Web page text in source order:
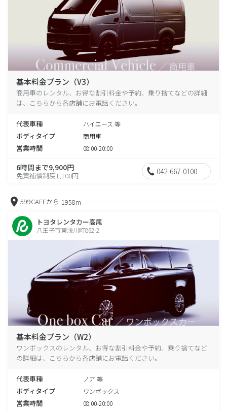
基本料金プラン（V3）
商用車のレンタル、お得な割引料金や予約、乗り捨てなどの詳細
は、こちらから各店舗にお電話ください。
代表車種 ハイエース 等
ボディタイプ 商用車
営業時間 08:00-20:00
6時間まで9,900円
免責補償制度1,100円 042-667-0100
599CAFEから 1958m
トヨタレンタカー高尾
八王子市東浅川町862-2
基本料金プラン（W2）
ワンボックスのレンタル、お得な割引料金や予約、乗り捨てなど
の詳細は、こちらから各店舗にお電話ください。
代表車種 ノア 等
ボディタイプ ワンボックス
営業時間 08:00-20:00